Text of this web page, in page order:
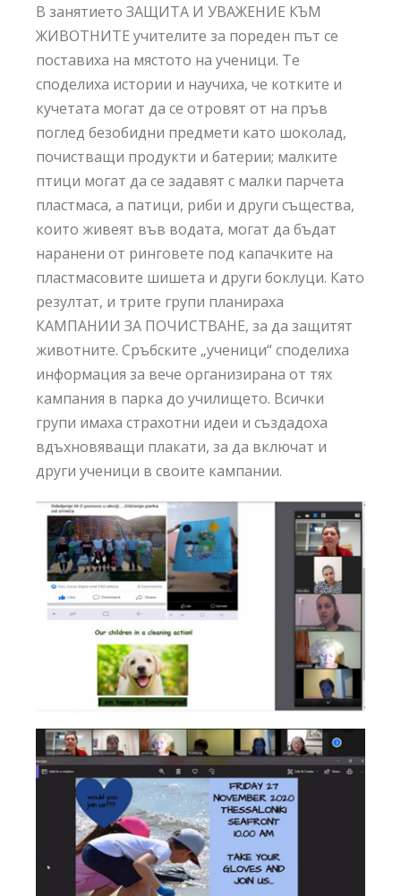
В занятието ЗАЩИТА И УВАЖЕНИЕ КЪМ
ЖИВОТНИТЕ учителите за пореден път се
поставиха на мястото на ученици. Те
споделиха истории и научиха, че котките и
кучетата могат да се отровят от на пръв
поглед безобидни предмети като шоколад,
почистващи продукти и батерии; малките
птици могат да се задавят с малки парчета
пластмаса, а патици, риби и други същества,
които живеят във водата, могат да бъдат
наранени от ринговете под капачките на
пластмасовите шишета и други боклуци. Като
резултат, и трите групи планираха
КАМПАНИИ ЗА ПОЧИСТВАНЕ, за да защитят
животните. Сръбските „ученици“ споделиха
информация за вече организирана от тях
кампания в парка до училището. Всички
групи имаха страхотни идеи и създадоха
вдъхновяващи плакати, за да включат и
други ученици в своите кампании.